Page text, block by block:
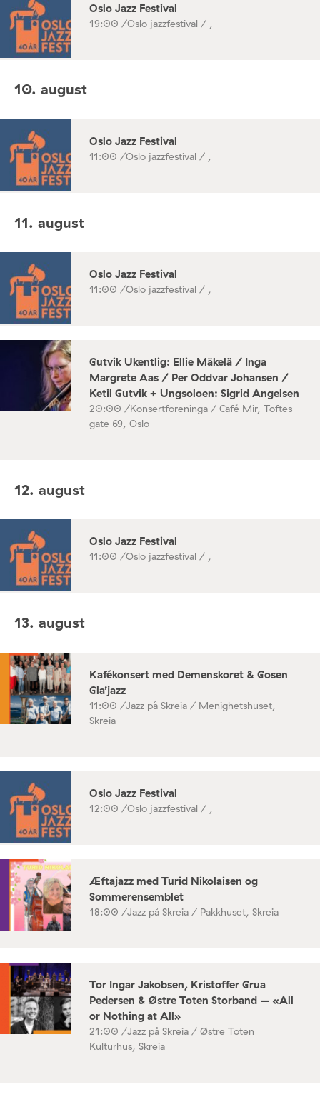
Oslo Jazz Festival
19:00 /Oslo jazzfestival / ,
10. august
Oslo Jazz Festival
11:00 /Oslo jazzfestival / ,
11. august
Oslo Jazz Festival
11:00 /Oslo jazzfestival / ,
Gutvik Ukentlig: Ellie Mäkelä / Inga
Margrete Aas / Per Oddvar Johansen /
Ketil Gutvik + Ungsoloen: Sigrid Angelsen
20:00 /Konsertforeninga / Café Mir, Toftes
gate 69, Oslo
12. august
Oslo Jazz Festival
11:00 /Oslo jazzfestival / ,
13. august
Kafékonsert med Demenskoret & Gosen
Gla’jazz
11:00 /Jazz på Skreia / Menighetshuset,
Skreia
Oslo Jazz Festival
12:00 /Oslo jazzfestival / ,
Æftajazz med Turid Nikolaisen og
Sommerensemblet
18:00 /Jazz på Skreia / Pakkhuset, Skreia
Tor Ingar Jakobsen, Kristoffer Grua
Pedersen & Østre Toten Storband – «All
or Nothing at All»
21:00 /Jazz på Skreia / Østre Toten
Kulturhus, Skreia